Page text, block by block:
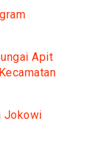
Apit
Jokowi